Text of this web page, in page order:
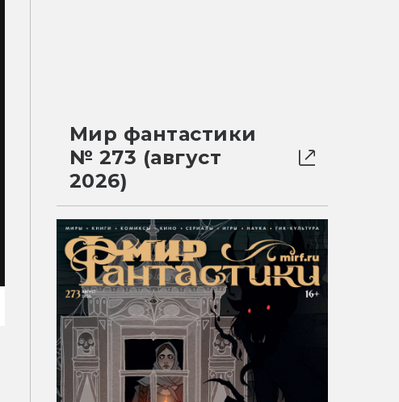
Мир фантастики
№ 273 (август
2026)